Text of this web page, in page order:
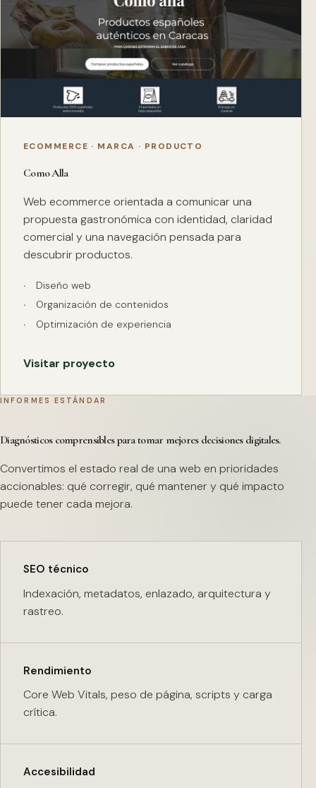
ECOMMERCE · MARCA · PRODUCTO
Como Alla
Web ecommerce orientada a comunicar una
propuesta gastronómica con identidad, claridad
comercial y una navegación pensada para
descubrir productos.
Diseño web
Organización de contenidos
Optimización de experiencia
Visitar proyecto
INFORMES ESTÁNDAR
Diagnósticos comprensibles para tomar mejores decisiones digitales.
Convertimos el estado real de una web en prioridades
accionables: qué corregir, qué mantener y qué impacto
puede tener cada mejora.
SEO técnico
Indexación, metadatos, enlazado, arquitectura y
rastreo.
Rendimiento
Core Web Vitals, peso de página, scripts y carga
crítica.
Accesibilidad